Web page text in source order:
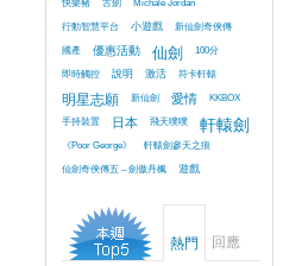
快樂豬
古劍
Michale Jordan
行動智慧平台
小遊戲
新仙劍奇俠傳
國產
優惠活動 仙劍
100分
即時觸控
說明 激活 符卡軒轅
明星志願 新仙劍 愛情
KKBOX
手持裝置
日本 飛天噗噗 軒轅劍
《Poor George》
軒轅劍參天之痕
仙劍奇俠傳五 – 劍傲丹楓
遊戲
熱門 回應